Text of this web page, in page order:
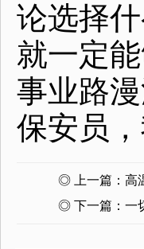
论选择
就一定
事业路
保安员
◎ 上一篇： 高
◎ 下一篇： 一